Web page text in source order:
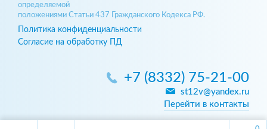
определяемой
положениями Статьи 437 Гражданского Кодекса РФ.
Политика конфиденциальности
Согласие на обработку ПД
+7 (8332) 75-21-00
st12v@yandex.ru
Перейти в контакты